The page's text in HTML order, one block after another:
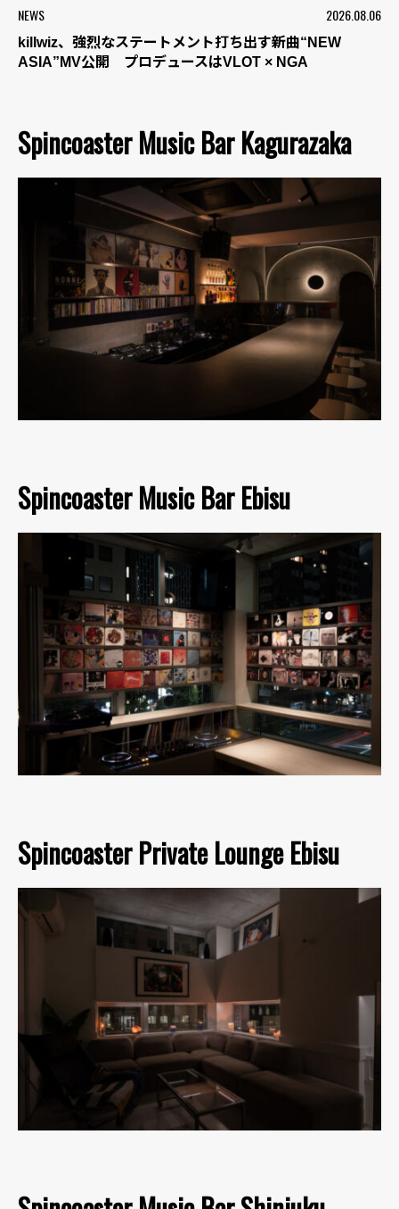
NEWS 2026.08.06
killwiz、強烈なステートメント打ち出す新曲“NEW
ASIA”MV公開 プロデュースはVLOT × NGA
Spincoaster Music Bar Kagurazaka
Spincoaster Music Bar Ebisu
Spincoaster Private Lounge Ebisu